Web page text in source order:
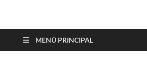
Revista digital
MENÚ PRINCIPAL